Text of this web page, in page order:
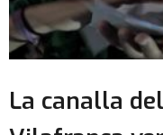
La canalla